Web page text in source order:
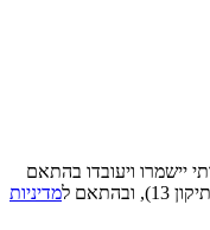
יישמרו ויעובדו בהתאם
מדיניות